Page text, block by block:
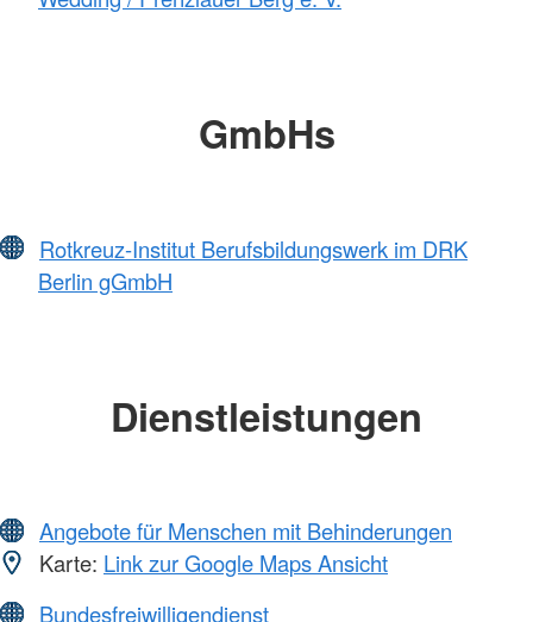
GmbHs
Rotkreuz-Institut Berufsbildungswerk im DRK
Berlin gGmbH
Dienstleistungen
Angebote für Menschen mit Behinderungen
Karte: Link zur Google Maps Ansicht
Bundesfreiwilligendienst